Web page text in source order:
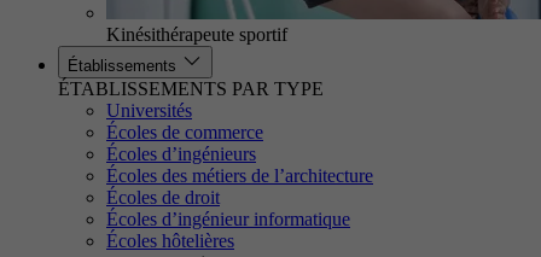
Kinésithérapeute sportif
Établissements
ÉTABLISSEMENTS PAR TYPE
Universités
Écoles de commerce
Écoles d’ingénieurs
Écoles des métiers de l’architecture
Écoles de droit
Écoles d’ingénieur informatique
Écoles hôtelières